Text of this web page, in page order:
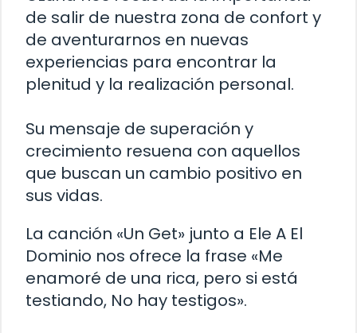
de salir de nuestra zona de confort y
de aventurarnos en nuevas
experiencias para encontrar la
plenitud y la realización personal.
Su mensaje de superación y
crecimiento resuena con aquellos
que buscan un cambio positivo en
sus vidas.
La canción «Un Get» junto a Ele A El
Dominio nos ofrece la frase «Me
enamoré de una rica, pero si está
testiando, No hay testigos».